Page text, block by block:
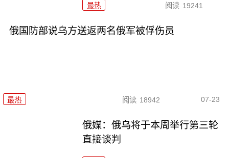
最热 阅读 19241
俄国防部说乌方送返两名俄军被俘伤员
最热 阅读 18942 07-23
俄媒：俄乌将于本周举行第三轮
直接谈判